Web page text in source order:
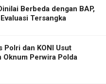
Berbeda dengan BAP,
Tersangka
Polri dan KONI Usut
Oknum Perwira Polda